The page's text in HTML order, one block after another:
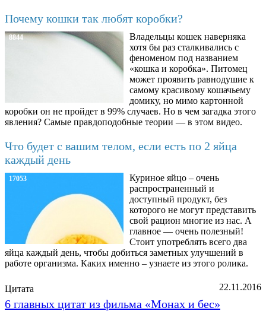
Почему кошки так любят коробки?
8844
Владельцы кошек наверняка
хотя бы раз сталкивались с
феноменом под названием
«кошка и коробка». Питомец
может проявить равнодушие к
самому красивому кошачьему
домику, но мимо картонной
коробки он не пройдет в 99% случаев. Но в чем загадка этого
явления? Самые правдоподобные теории — в этом видео.
Что будет с вашим телом, если есть по 2 яйца
каждый день
17053
Куриное яйцо – очень
распространенный и
доступный продукт, без
которого не могут представить
свой рацион многие из нас. А
главное — очень полезный!
Стоит употреблять всего два
яйца каждый день, чтобы добиться заметных улучшений в
работе организма. Каких именно – узнаете из этого ролика.
22.11.2016
Цитата
6 главных цитат из фильма «Монах и бес»